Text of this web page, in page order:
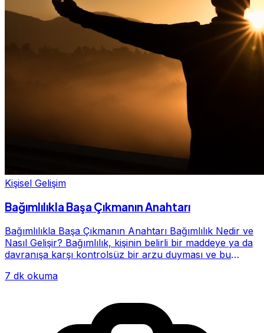
Kişisel Gelişim
Bağımlılıkla Başa Çıkmanın Anahtarı
Bağımlılıkla Başa Çıkmanın Anahtarı Bağımlılık Nedir ve
Nasıl Gelişir? Bağımlılık, kişinin belirli bir maddeye ya da
davranışa karşı kontrolsüz bir arzu duyması ve bu
7 dk okuma